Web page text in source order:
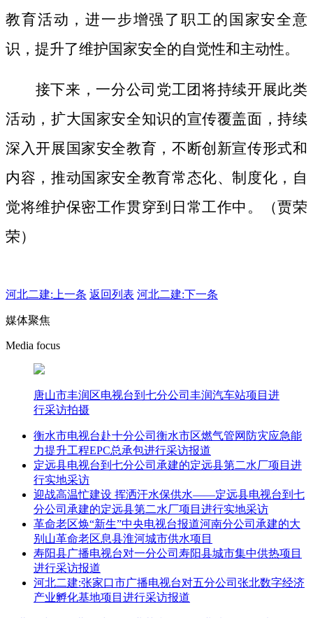
教育活动，进一步增强了职工的国家安全意
识，提升了维护国家安全的自觉性和主动性。
接下来，一分公司党工团将持续开展此类
活动，扩大国家安全知识的宣传覆盖面，持续
深入开展国家安全教育，不断创新宣传形式和
内容，推动国家安全教育常态化、制度化，自
觉将维护保密工作贯穿到日常工作中。（贾荣
荣）
河北二建: 上一条 返回列表 河北二建:下一条
媒体聚焦
Media focus
唐山市丰润区电视台到七分公司丰润汽车站项目进
行采访拍摄
衡水市电视台赴十分公司衡水市区燃气管网防灾应急能
力提升工程EPC总承包进行采访报道
定远县电视台到七分公司承建的定远县第二水厂项目进
行实地采访
迎战高温忙建设 挥洒汗水保供水——定远县电视台到七
分公司承建的定远县第二水厂项目进行实地采访
革命老区焕“新生”中央电视台报道河南分公司承建的大
别山革命老区息县淮河城市供水项目
寿阳县广播电视台对一分公司寿阳县城市集中供热项目
进行采访报道
河北二建:张家口市广播电视台对五分公司张北数字经济
产业孵化基地项目进行采访报道